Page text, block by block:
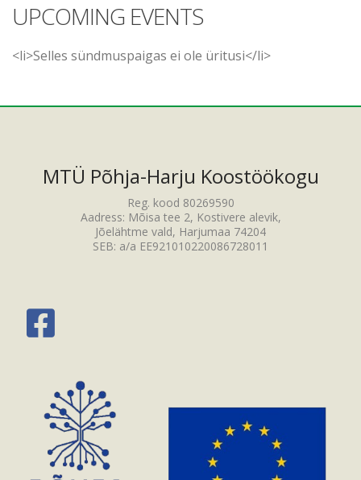
UPCOMING EVENTS
<li>Selles sündmuspaigas ei ole üritusi</li>
MTÜ Põhja-Harju Koostöökogu
Reg. kood 80269590
Aadress: Mõisa tee 2, Kostivere alevik,
Jõelähtme vald, Harjumaa 74204
SEB: a/a EE921010220086728011